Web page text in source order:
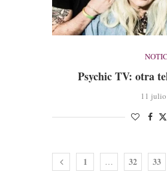
Psychic TV: otra
11
1 … 32 33